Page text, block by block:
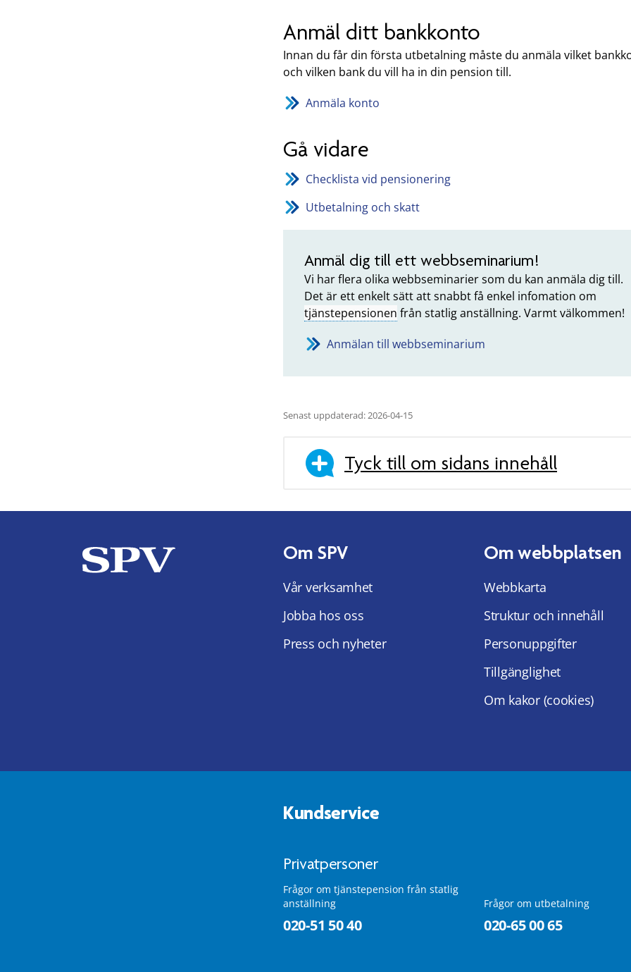
Anmäl ditt bankkonto
Innan du får din första utbetalning måste du anmäla vilket
och vilken bank du vill ha in din pension till.
Anmäla konto
Gå vidare
Checklista vid pensionering
Utbetalning och skatt
Anmäl dig till ett webbseminarium!
Vi har flera olika webbseminarier som du kan anmäla dig till.
Det är ett enkelt sätt att snabbt få enkel infomation om
tjänstepensionen från statlig anställning. Varmt välkommen!
Anmälan till webbseminarium
Senast uppdaterad: 2026-04-15
Tyck till om sidans innehåll
Om SPV
Vår verksamhet
Jobba hos oss
Press och nyheter
Om webbplatsen
Webbkarta
Struktur och innehåll
Personuppgifter
Tillgänglighet
Om kakor (cookies)
Kundservice
Privatpersoner
Frågor om tjänstepension från statlig
anställning
020-51 50 40
Frågor om utbetalning
020-65 00 65